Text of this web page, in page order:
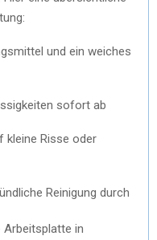
und ein weiches
sofort ab
kleine Risse oder
Reinigung durch
Arbeitsplatte in